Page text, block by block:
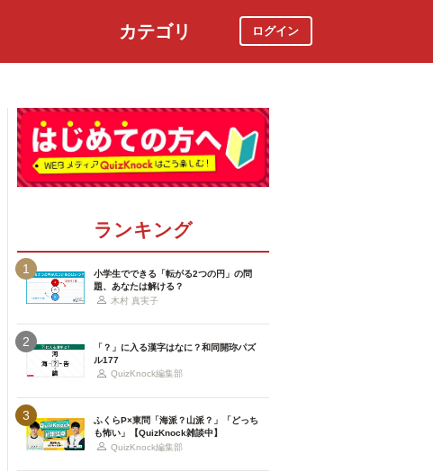
カテゴリ ログイン
ランキング
1
小学生でできる「転がる2つの円」の問
題、あなたは解ける？
木村 真実子
2
「？」に入る漢字はなに？和同開珎パズ
ル177
QuizKnock編集部
3
ふくらP×東問「海派？山派？」「どっち
も怖い」【QuizKnock雑談中】
QuizKnock編集部